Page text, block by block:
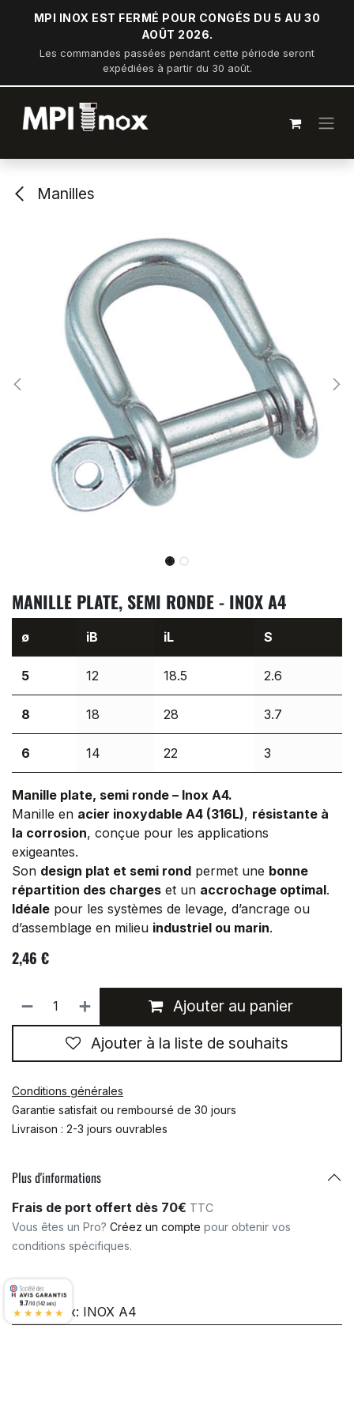
Se rendre au contenu
MPI INOX EST FERMÉ POUR CONGÉS DU 5 AU 30
AOÛT 2026.
Les commandes passées pendant cette période seront
expédiées à partir du 30 août.
Manilles
MANILLE PLATE, SEMI RONDE - INOX A4
ø iB iL S
5 12 18.5 2.6
8 18 28 3.7
6 14 22 3
Manille plate, semi ronde – Inox A4.
Manille en acier inoxydable A4 (316L), résistante à
la corrosion, conçue pour les applications
exigeantes.
Son design plat et semi rond permet une bonne
répartition des charges et un accrochage optimal.
Idéale pour les systèmes de levage, d’ancrage ou
d’assemblage en milieu industriel ou marin.
2,46 €
Ajouter au panier
Ajouter à la liste de souhaits
Conditions générales
Garantie satisfait ou remboursé de 30 jours
Livraison : 2-3 jours ouvrables
Plus d'informations
Frais de port offert dès 70€ TTC
Vous êtes un Pro? Créez un compte pour obtenir vos
conditions spécifiques.
Matériaux: INOX A4
9.7/10 (142 avis)
★★★★★